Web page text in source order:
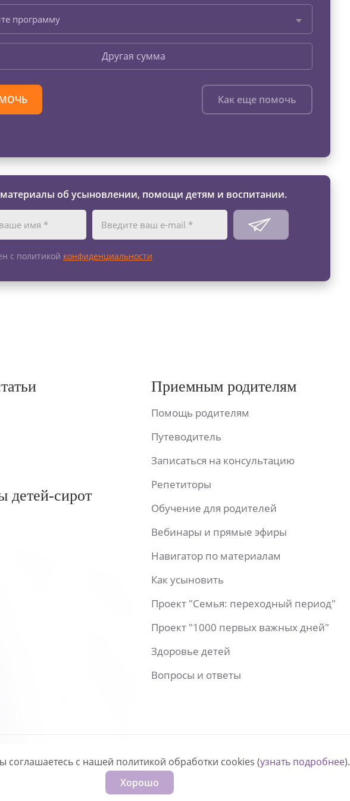
программу
Другая сумма
Как еще помочь
об усыновлении, помощи детям и воспитании.
с политикой конфиденциальности
детей-сирот
Приемным родителям
Помощь родителям
Путеводитель
Записаться на консультацию
Репетиторы
Обучение для родителей
Вебинары и прямые эфиры
Навигатор по материалам
Как усыновить
Проект "Семья: переходный период"
Проект "1000 первых важных дней"
Здоровье детей
Вопросы и ответы
соглашаетесь с нашей политикой обработки cookies (узнать подробнее).
Хорошо